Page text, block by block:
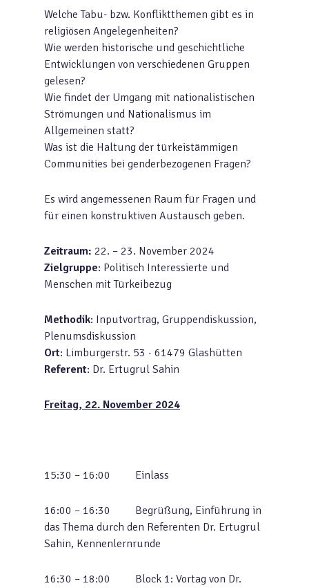
Welche Tabu- bzw. Konfliktthemen gibt es in
religiösen Angelegenheiten?
Wie werden historische und geschichtliche
Entwicklungen von verschiedenen Gruppen
gelesen?
Wie findet der Umgang mit nationalistischen
Strömungen und Nationalismus im
Allgemeinen statt?
Was ist die Haltung der türkeistämmigen
Communities bei genderbezogenen Fragen?
Es wird angemessenen Raum für Fragen und
für einen konstruktiven Austausch geben.
Zeitraum: 22. – 23. November 2024
Zielgruppe: Politisch Interessierte und
Menschen mit Türkeibezug
Methodik: Inputvortrag, Gruppendiskussion,
Plenumsdiskussion
Ort: Limburgerstr. 53 · 61479 Glashütten
Referent: Dr. Ertugrul Sahin
Freitag, 22. November 2024
15:30 – 16:00 Einlass
16:00 – 16:30 Begrüßung, Einführung in
das Thema durch den Referenten Dr. Ertugrul
Sahin, Kennenlernrunde
16:30 – 18:00 Block 1: Vortag von Dr.